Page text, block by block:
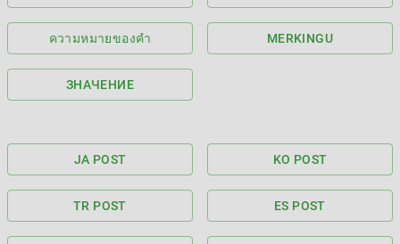
ความหมายของคำ MERKINGU
ЗНАЧЕНИЕ
JA POST KO POST
TR POST ES POST